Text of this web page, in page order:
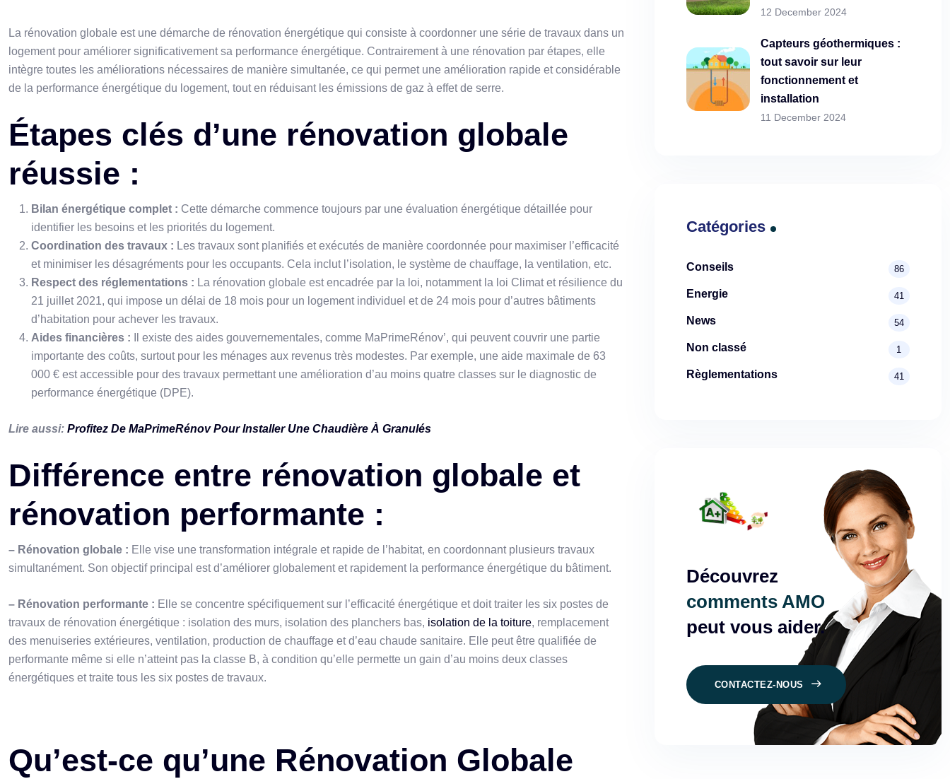
La rénovation globale est une démarche de rénovation énergétique qui consiste à coordonner une série de travaux dans un
logement pour améliorer significativement sa performance énergétique. Contrairement à une rénovation par étapes, elle
intègre toutes les améliorations nécessaires de manière simultanée, ce qui permet une amélioration rapide et considérable
de la performance énergétique du logement, tout en réduisant les émissions de gaz à effet de serre.
Étapes clés d’une rénovation globale
réussie :
Bilan énergétique complet : Cette démarche commence toujours par une évaluation énergétique détaillée pour
identifier les besoins et les priorités du logement.
Coordination des travaux : Les travaux sont planifiés et exécutés de manière coordonnée pour maximiser l’efficacité
et minimiser les désagréments pour les occupants. Cela inclut l’isolation, le système de chauffage, la ventilation, etc.
Respect des réglementations : La rénovation globale est encadrée par la loi, notamment la loi Climat et résilience du
21 juillet 2021, qui impose un délai de 18 mois pour un logement individuel et de 24 mois pour d’autres bâtiments
d’habitation pour achever les travaux.
Aides financières : Il existe des aides gouvernementales, comme MaPrimeRénov’, qui peuvent couvrir une partie
importante des coûts, surtout pour les ménages aux revenus très modestes. Par exemple, une aide maximale de 63
000 € est accessible pour des travaux permettant une amélioration d’au moins quatre classes sur le diagnostic de
performance énergétique (DPE).
Lire aussi: Profitez De MaPrimeRénov Pour Installer Une Chaudière À Granulés
Différence entre rénovation globale et
rénovation performante :
– Rénovation globale : Elle vise une transformation intégrale et rapide de l’habitat, en coordonnant plusieurs travaux
simultanément. Son objectif principal est d’améliorer globalement et rapidement la performance énergétique du bâtiment.
– Rénovation performante : Elle se concentre spécifiquement sur l’efficacité énergétique et doit traiter les six postes de
travaux de rénovation énergétique : isolation des murs, isolation des planchers bas, isolation de la toiture, remplacement
des menuiseries extérieures, ventilation, production de chauffage et d’eau chaude sanitaire. Elle peut être qualifiée de
performante même si elle n’atteint pas la classe B, à condition qu’elle permette un gain d’au moins deux classes
énergétiques et traite tous les six postes de travaux.
Qu’est-ce qu’une Rénovation Globale
12 December 2024
Capteurs géothermiques :
tout savoir sur leur
fonctionnement et
installation
11 December 2024
Catégories
Conseils 86
Energie 41
News 54
Non classé 1
Règlementations 41
Découvrez
comments AMO
peut vous aider.
CONTACTEZ-NOUS